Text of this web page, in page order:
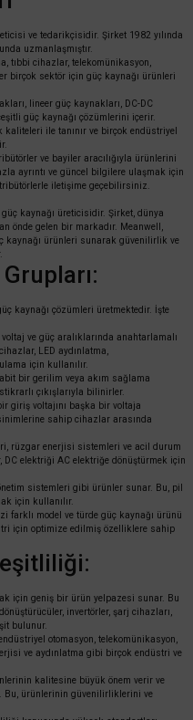
ve tedarikçisidir. Şirket 1982 yılında
uzmanlaşmıştır.
tıbbi cihazlar, telekomünikasyon,
birçok sektör için güç kaynağı ürünleri
lineer güç kaynakları, DC-DC
güç kaynağı çözümlerini içerir.
ile tanınır ve birçok endüstriyel
ve bayiler aracılığıyla ürünlerini
ayrıntı ve güncel bilgilere ulaşmak için
iletişime geçebilirsiniz.
kaynağı üreticisidir. Şirket, dünya
önde gelen bir markadır. Meanwell,
kaynağı ürünleri sunarak güvenilirlik ve
kaynağı çözümleri üretmektedir. İşte
ve güç aralıklarında anahtarlamalı
LED aydınlatma,
için kullanılır.
bir gerilim veya akım sağlama
çıkışlarıyla bilinirler.
giriş voltajını başka bir voltaja
sahip cihazlar arasında
rüzgar enerjisi sistemleri ve acil durum
elektriği AC elektriğe dönüştürmek için
sistemleri gibi ürünler sunar. Bu, pil
için kullanılır.
farklı model ve türde güç kaynağı ürünü
için optimize edilmiş özelliklere sahip
için geniş bir ürün yelpazesi sunar. Bu
invertörler, şarj cihazları,
bulunur.
otomasyon, telekomünikasyon,
ve aydınlatma gibi birçok endüstri ve
kalitesine büyük önem verir ve
Bu, ürünlerinin güvenilirliklerini ve